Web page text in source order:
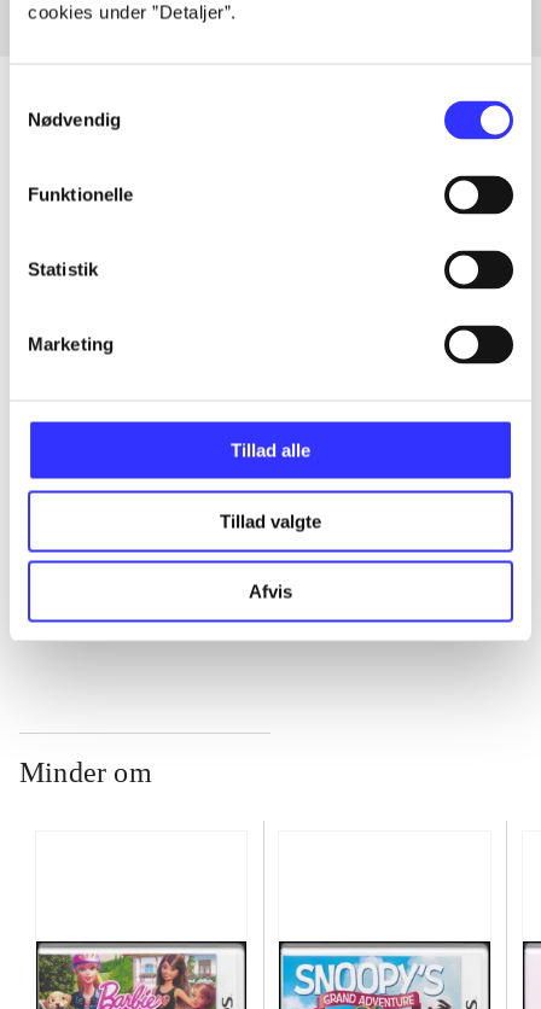
cookies under ”Detaljer”.
Nødvendig
Funktionelle
Statistik
Marketing
Tillad alle
Tillad valgte
Afvis
Alle registrerede artikler fordelt på udgivelser
...
...
Minder om